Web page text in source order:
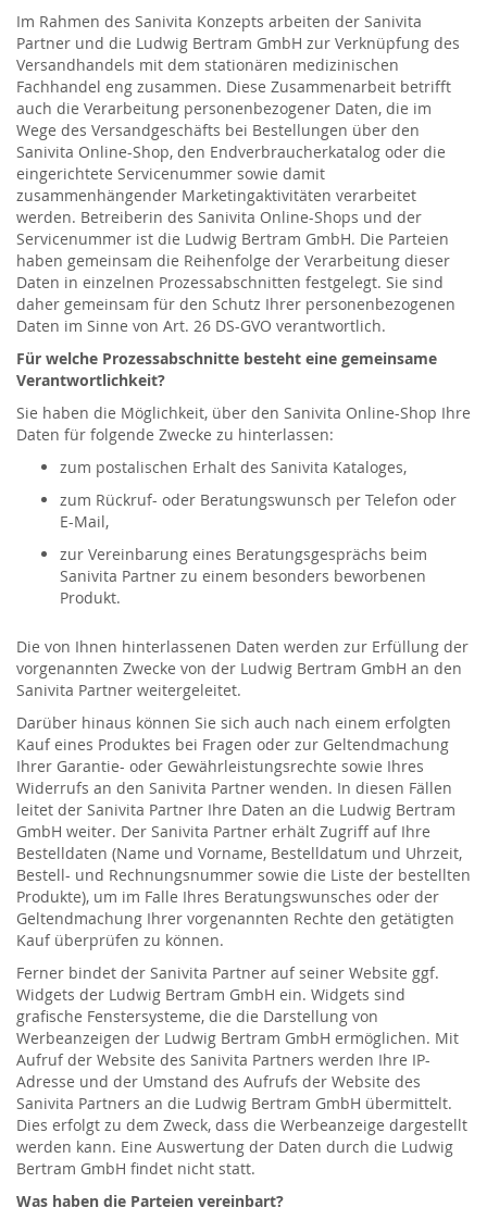
Im Rahmen des Sanivita Konzepts arbeiten der Sanivita
Partner und die Ludwig Bertram GmbH zur Verknüpfung des
Versandhandels mit dem stationären medizinischen
Fachhandel eng zusammen. Diese Zusammenarbeit betrifft
auch die Verarbeitung personenbezogener Daten, die im
Wege des Versandgeschäfts bei Bestellungen über den
Sanivita Online-Shop, den Endverbraucherkatalog oder die
eingerichtete Servicenummer sowie damit
zusammenhängender Marketingaktivitäten verarbeitet
werden. Betreiberin des Sanivita Online-Shops und der
Servicenummer ist die Ludwig Bertram GmbH. Die Parteien
haben gemeinsam die Reihenfolge der Verarbeitung dieser
Daten in einzelnen Prozessabschnitten festgelegt. Sie sind
daher gemeinsam für den Schutz Ihrer personenbezogenen
Daten im Sinne von Art. 26 DS-GVO verantwortlich.
Für welche Prozessabschnitte besteht eine gemeinsame
Verantwortlichkeit?
Sie haben die Möglichkeit, über den Sanivita Online-Shop Ihre
Daten für folgende Zwecke zu hinterlassen:
zum postalischen Erhalt des Sanivita Kataloges,
zum Rückruf- oder Beratungswunsch per Telefon oder
E-Mail,
zur Vereinbarung eines Beratungsgesprächs beim
Sanivita Partner zu einem besonders beworbenen
Produkt.
Die von Ihnen hinterlassenen Daten werden zur Erfüllung der
vorgenannten Zwecke von der Ludwig Bertram GmbH an den
Sanivita Partner weitergeleitet.
Darüber hinaus können Sie sich auch nach einem erfolgten
Kauf eines Produktes bei Fragen oder zur Geltendmachung
Ihrer Garantie- oder Gewährleistungsrechte sowie Ihres
Widerrufs an den Sanivita Partner wenden. In diesen Fällen
leitet der Sanivita Partner Ihre Daten an die Ludwig Bertram
GmbH weiter. Der Sanivita Partner erhält Zugriff auf Ihre
Bestelldaten (Name und Vorname, Bestelldatum und Uhrzeit,
Bestell- und Rechnungsnummer sowie die Liste der bestellten
Produkte), um im Falle Ihres Beratungswunsches oder der
Geltendmachung Ihrer vorgenannten Rechte den getätigten
Kauf überprüfen zu können.
Ferner bindet der Sanivita Partner auf seiner Website ggf.
Widgets der Ludwig Bertram GmbH ein. Widgets sind
grafische Fenstersysteme, die die Darstellung von
Werbeanzeigen der Ludwig Bertram GmbH ermöglichen. Mit
Aufruf der Website des Sanivita Partners werden Ihre IP-
Adresse und der Umstand des Aufrufs der Website des
Sanivita Partners an die Ludwig Bertram GmbH übermittelt.
Dies erfolgt zu dem Zweck, dass die Werbeanzeige dargestellt
werden kann. Eine Auswertung der Daten durch die Ludwig
Bertram GmbH findet nicht statt.
Was haben die Parteien vereinbart?